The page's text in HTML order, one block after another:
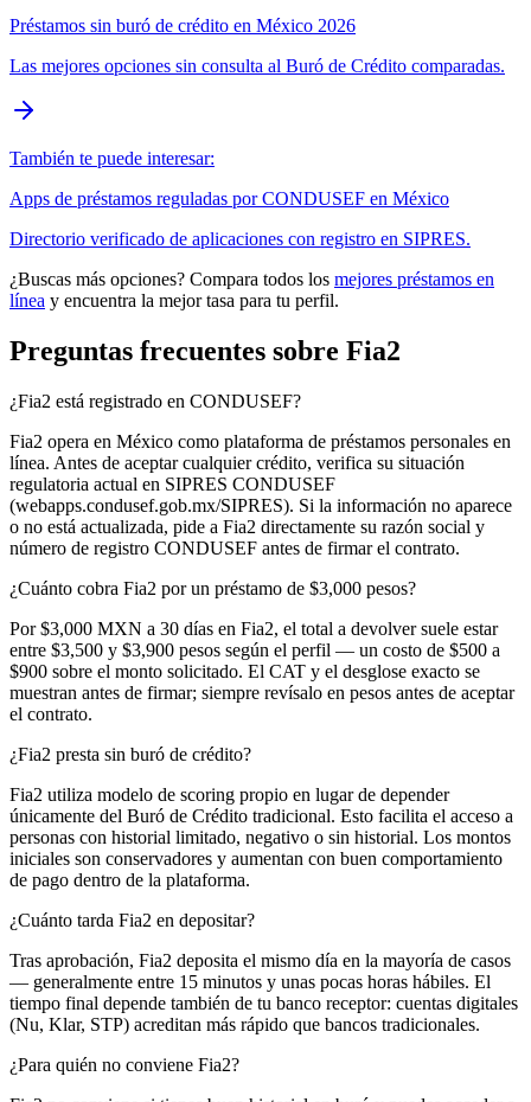
Préstamos sin buró de crédito en México 2026
Las mejores opciones sin consulta al Buró de Crédito comparadas.
También te puede interesar:
Apps de préstamos reguladas por CONDUSEF en México
Directorio verificado de aplicaciones con registro en SIPRES.
¿Buscas más opciones? Compara todos los mejores préstamos en
línea y encuentra la mejor tasa para tu perfil.
Preguntas frecuentes sobre Fia2
¿Fia2 está registrado en CONDUSEF?
Fia2 opera en México como plataforma de préstamos personales en
línea. Antes de aceptar cualquier crédito, verifica su situación
regulatoria actual en SIPRES CONDUSEF
(webapps.condusef.gob.mx/SIPRES). Si la información no aparece
o no está actualizada, pide a Fia2 directamente su razón social y
número de registro CONDUSEF antes de firmar el contrato.
¿Cuánto cobra Fia2 por un préstamo de $3,000 pesos?
Por $3,000 MXN a 30 días en Fia2, el total a devolver suele estar
entre $3,500 y $3,900 pesos según el perfil — un costo de $500 a
$900 sobre el monto solicitado. El CAT y el desglose exacto se
muestran antes de firmar; siempre revísalo en pesos antes de aceptar
el contrato.
¿Fia2 presta sin buró de crédito?
Fia2 utiliza modelo de scoring propio en lugar de depender
únicamente del Buró de Crédito tradicional. Esto facilita el acceso a
personas con historial limitado, negativo o sin historial. Los montos
iniciales son conservadores y aumentan con buen comportamiento
de pago dentro de la plataforma.
¿Cuánto tarda Fia2 en depositar?
Tras aprobación, Fia2 deposita el mismo día en la mayoría de casos
— generalmente entre 15 minutos y unas pocas horas hábiles. El
tiempo final depende también de tu banco receptor: cuentas digitales
(Nu, Klar, STP) acreditan más rápido que bancos tradicionales.
¿Para quién no conviene Fia2?